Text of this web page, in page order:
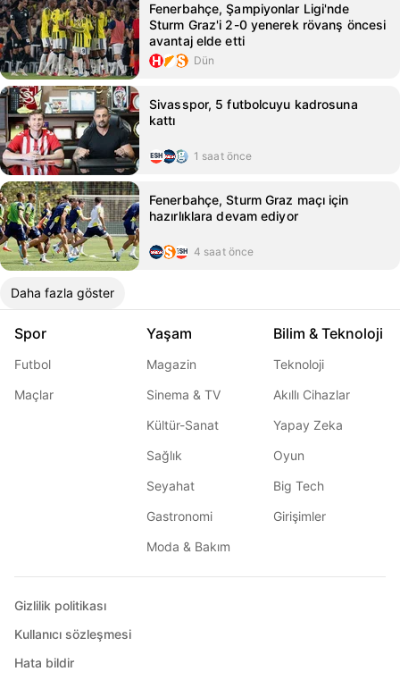
Fenerbahçe, Şampiyonlar Ligi'nde
Sturm Graz'i 2-0 yenerek rövanş öncesi
avantaj elde etti
Dün
Sivasspor, 5 futbolcuyu kadrosuna
kattı
1 saat önce
Fenerbahçe, Sturm Graz maçı için
hazırlıklara devam ediyor
4 saat önce
Daha fazla göster
Spor
Futbol
Maçlar
Yaşam
Magazin
Sinema & TV
Kültür-Sanat
Sağlık
Seyahat
Gastronomi
Moda & Bakım
Bilim & Teknoloji
Teknoloji
Akıllı Cihazlar
Yapay Zeka
Oyun
Big Tech
Girişimler
Gizlilik politikası
Kullanıcı sözleşmesi
Hata bildir